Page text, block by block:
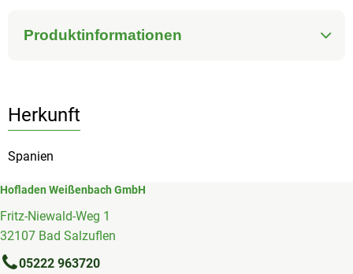
Produktinformationen
Herkunft
Spanien
Hofladen Weißenbach GmbH
Fritz-Niewald-Weg 1
32107 Bad Salzuflen
05222 963720